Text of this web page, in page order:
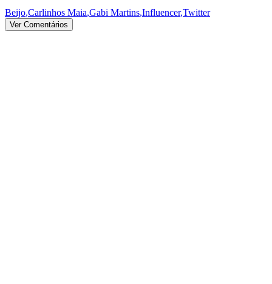
Beijo,Carlinhos Maia,Gabi Martins,Influencer,Twitter
Ver Comentários